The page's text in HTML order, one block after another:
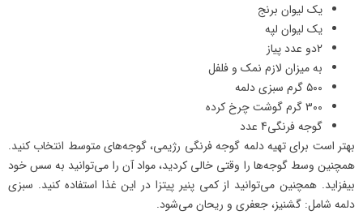
یک لیوان برنج
یک لیوان لپه
2دو عدد پیاز
به میزان لازم نمک و فلفل
۵۰۰ گرم سبزی دلمه
۳۰۰ گرم گوشت چرخ کرده
گوجه فرنگی4 عدد
بهتر است برای تهیه دلمه گوجه فرنگی رژیمی، گوجه‌های متوسط انتخاب کنید.
همچنین وسط گوجه‌ها را وقتی خالی کردید، مواد آن را می‌توانید به سس خود
بیفزاید. همچنین می‌توانید از کمی پنیر پیتزا در این غذا استفاده کنید. سبزی
دلمه شامل: گشنیز، جعفری و ریحان می‌شود.